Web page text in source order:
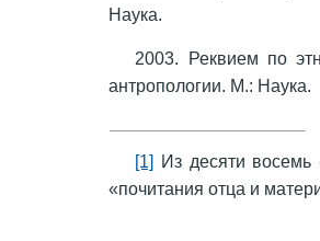
Наука.
2003. Реквием по
антропологии. М.: Наука.
[1] Из десяти восемь
«почитания отца и